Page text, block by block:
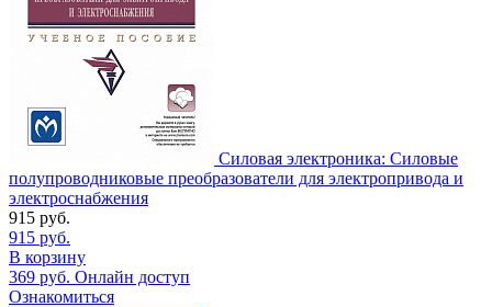
Силовая электроника: Силовые
полупроводниковые преобразователи для электропривода и
электроснабжения
915 руб.
915 руб.
В корзину
369 руб. Онлайн доступ
Ознакомиться